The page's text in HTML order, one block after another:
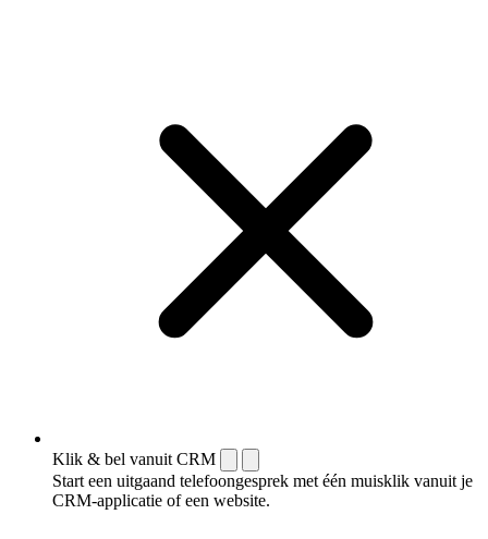
Klik & bel vanuit CRM
Start een uitgaand telefoongesprek met één muisklik vanuit je
CRM-applicatie of een website.